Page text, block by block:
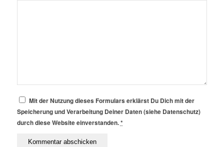
Mit der Nutzung dieses Formulars erklärst Du Dich mit der
Speicherung und Verarbeitung Deiner Daten (siehe Datenschutz)
durch diese Website einverstanden.*